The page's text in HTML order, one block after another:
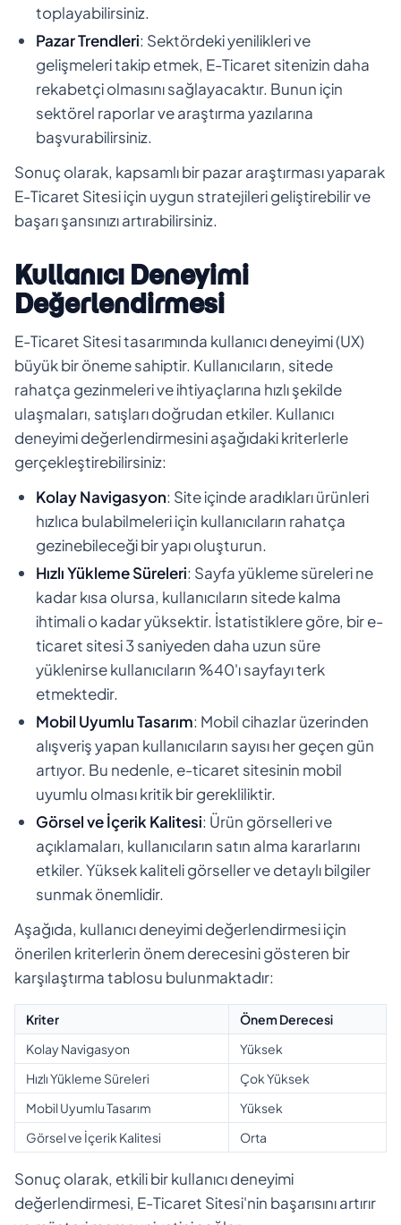
toplayabilirsiniz.
Pazar Trendleri: Sektördeki yenilikleri ve
gelişmeleri takip etmek, E-Ticaret sitenizin daha
rekabetçi olmasını sağlayacaktır. Bunun için
sektörel raporlar ve araştırma yazılarına
başvurabilirsiniz.
Sonuç olarak, kapsamlı bir pazar araştırması yaparak
E-Ticaret Sitesi için uygun stratejileri geliştirebilir ve
başarı şansınızı artırabilirsiniz.
Kullanıcı Deneyimi
Değerlendirmesi
E-Ticaret Sitesi tasarımında kullanıcı deneyimi (UX)
büyük bir öneme sahiptir. Kullanıcıların, sitede
rahatça gezinmeleri ve ihtiyaçlarına hızlı şekilde
ulaşmaları, satışları doğrudan etkiler. Kullanıcı
deneyimi değerlendirmesini aşağıdaki kriterlerle
gerçekleştirebilirsiniz:
Kolay Navigasyon: Site içinde aradıkları ürünleri
hızlıca bulabilmeleri için kullanıcıların rahatça
gezinebileceği bir yapı oluşturun.
Hızlı Yükleme Süreleri: Sayfa yükleme süreleri ne
kadar kısa olursa, kullanıcıların sitede kalma
ihtimali o kadar yüksektir. İstatistiklere göre, bir e-
ticaret sitesi 3 saniyeden daha uzun süre
yüklenirse kullanıcıların %40'ı sayfayı terk
etmektedir.
Mobil Uyumlu Tasarım: Mobil cihazlar üzerinden
alışveriş yapan kullanıcıların sayısı her geçen gün
artıyor. Bu nedenle, e-ticaret sitesinin mobil
uyumlu olması kritik bir gerekliliktir.
Görsel ve İçerik Kalitesi: Ürün görselleri ve
açıklamaları, kullanıcıların satın alma kararlarını
etkiler. Yüksek kaliteli görseller ve detaylı bilgiler
sunmak önemlidir.
Aşağıda, kullanıcı deneyimi değerlendirmesi için
önerilen kriterlerin önem derecesini gösteren bir
karşılaştırma tablosu bulunmaktadır:
Kriter
Önem Derecesi
Kolay Navigasyon
Yüksek
Hızlı Yükleme Süreleri
Çok Yüksek
Mobil Uyumlu Tasarım
Yüksek
Görsel ve İçerik Kalitesi
Orta
Sonuç olarak, etkili bir kullanıcı deneyimi
değerlendirmesi, E-Ticaret Sitesi'nin başarısını artırır